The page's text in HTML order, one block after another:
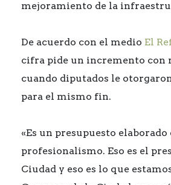
mejoramiento de la
De acuerdo con el medio El
cifra pide un incremento con
cuando diputados le
para el mismo fin.
«Es un presupuesto
profesionalismo. Eso es el
Ciudad y eso es lo que